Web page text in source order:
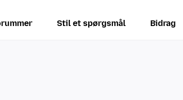
Stil et spørgsmål Bidrag